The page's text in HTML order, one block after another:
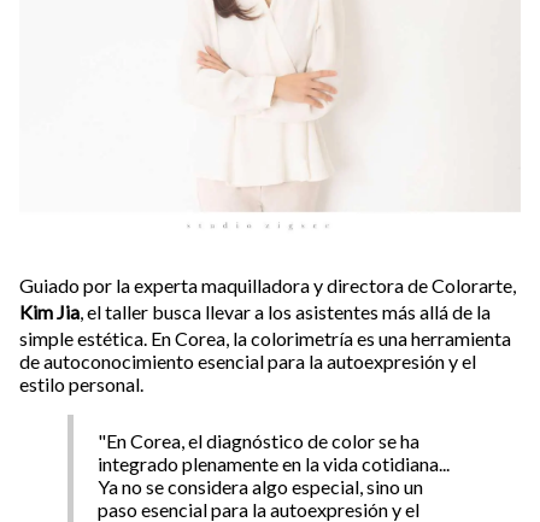
Guiado por la experta maquilladora y directora de Colorarte,
Kim Jia, el taller busca llevar a los asistentes más allá de la
simple estética. En Corea, la colorimetría es una herramienta
de autoconocimiento esencial para la autoexpresión y el
estilo personal.
"En Corea, el diagnóstico de color se ha
integrado plenamente en la vida cotidiana...
Ya no se considera algo especial, sino un
paso esencial para la autoexpresión y el